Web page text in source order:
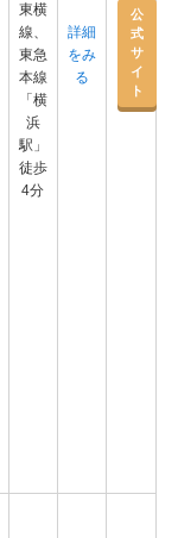
東横
線、
東急
本線
「横
浜
駅」
徒歩
4分
詳細
をみ
る
公
式
サ
イ
ト